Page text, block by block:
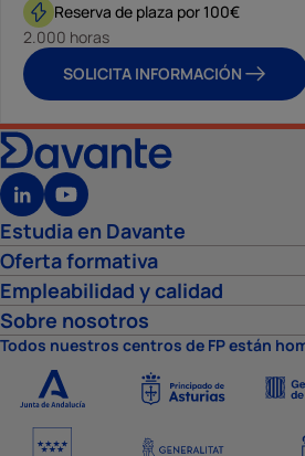
Reserva de plaza por 100€
2.000 horas
SOLICITA INFORMACIÓN
Estudia en Davante
Oferta formativa
Empleabilidad y calidad
Sobre nosotros
Todos nuestros centros de FP están